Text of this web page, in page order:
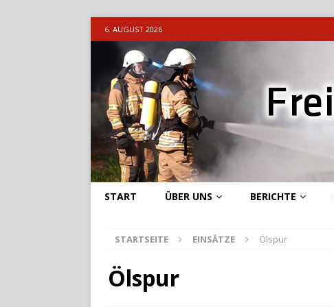
6. AUGUST 2026
START ÜBER UNS BERICHTE
STARTSEITE EINSÄTZE Ölspur
Ölspur